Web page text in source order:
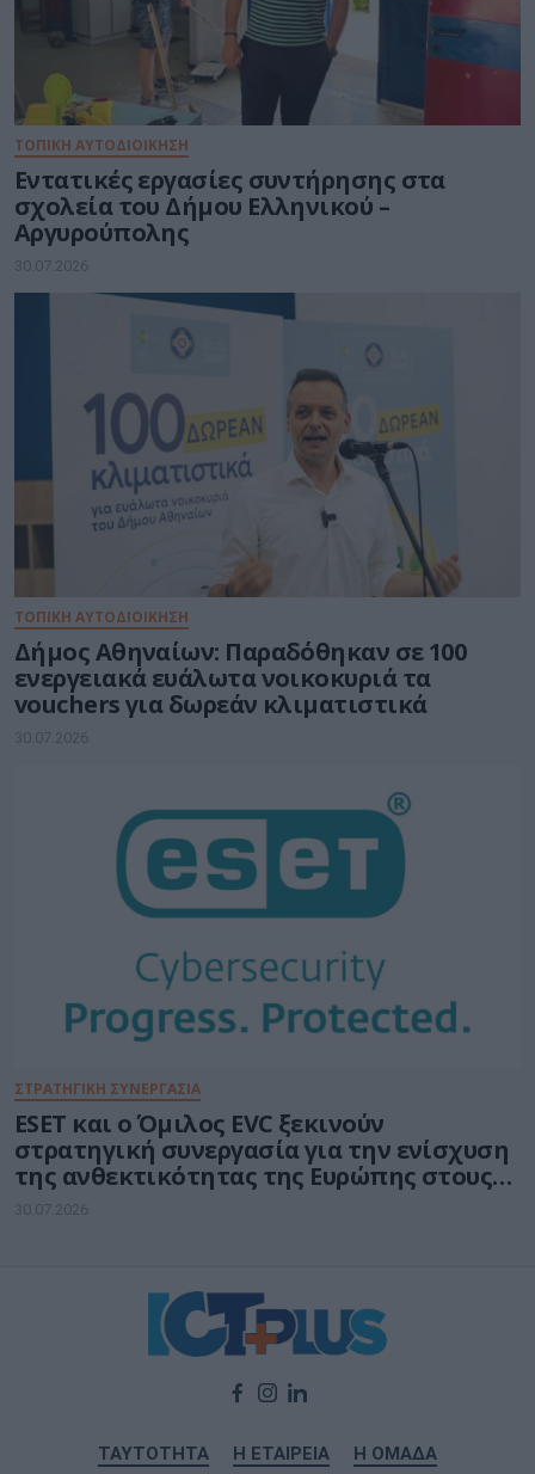
ΤΟΠΙΚΗ ΑΥΤΟΔΙΟΙΚΗΣΗ
Εντατικές εργασίες συντήρησης στα
σχολεία του Δήμου Ελληνικού –
Αργυρούπολης
30.07.2026
ΤΟΠΙΚΗ ΑΥΤΟΔΙΟΙΚΗΣΗ
Δήμος Αθηναίων: Παραδόθηκαν σε 100
ενεργειακά ευάλωτα νοικοκυριά τα
vouchers για δωρεάν κλιματιστικά
30.07.2026
ΣΤΡΑΤΗΓΙΚΗ ΣΥΝΕΡΓΑΣΙΑ
ESET και ο Όμιλος EVC ξεκινούν
στρατηγική συνεργασία για την ενίσχυση
της ανθεκτικότητας της Ευρώπης στους
τομείς κυβερνοασφάλειας και ενέργειας
30.07.2026
ΤΑΥΤΟΤΗΤΑ Η ΕΤΑΙΡΕΙΑ Η ΟΜΑΔΑ